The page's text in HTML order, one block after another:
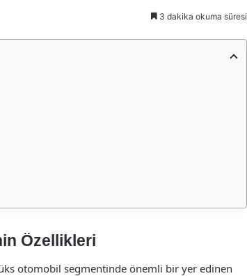
3 dakika okuma süresi
Özellikleri
otomobil segmentinde önemli bir yer edinen